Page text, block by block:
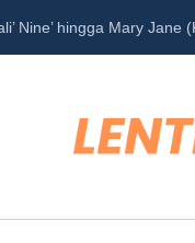
Nine’ hingga Mary Jane